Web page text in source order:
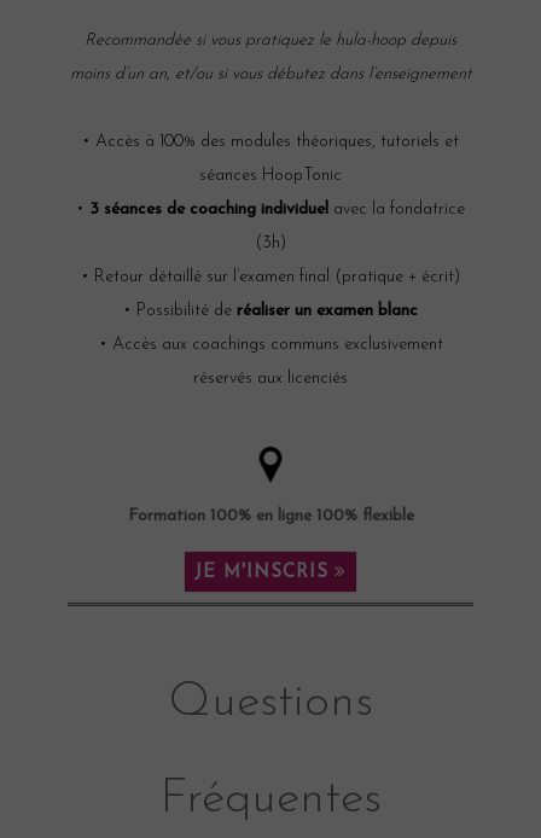
Recommandée si vous pratiquez le hula-hoop depuis
moins d’un an, et/ou si vous débutez dans l’enseignement
• Accès à 100% des modules théoriques, tutoriels et
séances HoopTonic
• 3 séances de coaching individuel avec la fondatrice
(3h)
• Retour détaillé sur l’examen final (pratique + écrit)
• Possibilité de réaliser un examen blanc
• Accès aux coachings communs exclusivement
réservés aux licenciés
Formation 100% en ligne 100% flexible
JE M'INSCRIS
Questions
Fréquentes